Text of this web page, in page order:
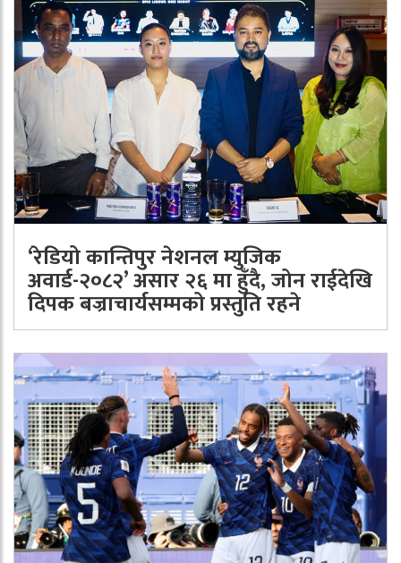
‘रेडियो कान्तिपुर नेशनल म्युजिक
अवार्ड-२०८२’ असार २६ मा हुँदै, जोन राईदेखि
दिपक बज्राचार्यसम्मको प्रस्तुति रहने